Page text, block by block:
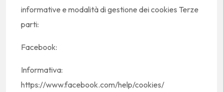
informative e modalità di gestione dei cookies Terze
parti:
Facebook:
Informativa:
https://www.facebook.com/help/cookies/